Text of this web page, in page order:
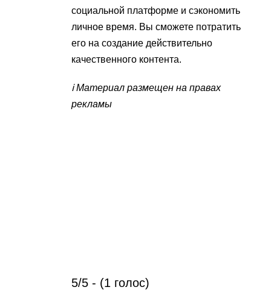
социальной платформе и сэкономить
личное время. Вы сможете потратить
его на создание действительно
качественного контента.
ℹ️ Материал размещен на правах
рекламы
5/5 - (1 голос)